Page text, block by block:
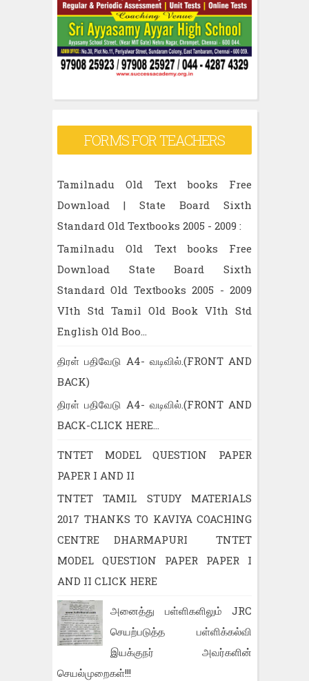
FORMS FOR TEACHERS
Tamilnadu Old Text books Free
Download | State Board Sixth
Standard Old Textbooks 2005 - 2009 :
Tamilnadu Old Text books Free
Download State Board Sixth
Standard Old Textbooks 2005 - 2009
VIth Std Tamil Old Book VIth Std
English Old Boo...
திரள் பதிவேடு A4- வடிவில்.(FRONT AND
BACK)
திரள் பதிவேடு A4- வடிவில்.(FRONT AND
BACK-CLICK HERE...
TNTET MODEL QUESTION PAPER
PAPER I AND II
TNTET TAMIL STUDY MATERIALS
2017 THANKS TO KAVIYA COACHING
CENTRE DHARMAPURI TNTET
MODEL QUESTION PAPER PAPER I
AND II CLICK HERE
அனைத்து பள்ளிகளிலும் JRC
செயற்படுத்த பள்ளிக்கல்வி
இயக்குநர் அவர்களின்
செயல்முறைகள்!!!